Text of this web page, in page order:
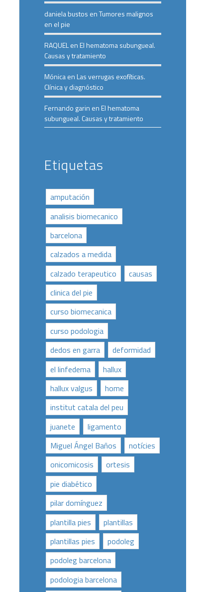
daniela bustos enTumores malignos
en el pie
RAQUELenEl hematoma subungueal.
Causas y tratamiento
MónicaenLas verrugas exofíticas.
Clínica y diagnóstico
Fernando garin enEl hematoma
subungueal. Causas y tratamiento
Etiquetas
amputación
analisis biomecanico
barcelona
calzados a medida
calzado terapeutico
causas
clinica del pie
curso biomecanica
curso podologia
dedos en garra
deformidad
el linfedema
hallux
hallux valgus
home
institut catala del peu
juanete
ligamento
Miguel Ángel Baños
notícies
onicomicosis
ortesis
pie diabético
pilar domínguez
plantilla pies
plantillas
plantillas pies
podoleg
podoleg barcelona
podologia barcelona